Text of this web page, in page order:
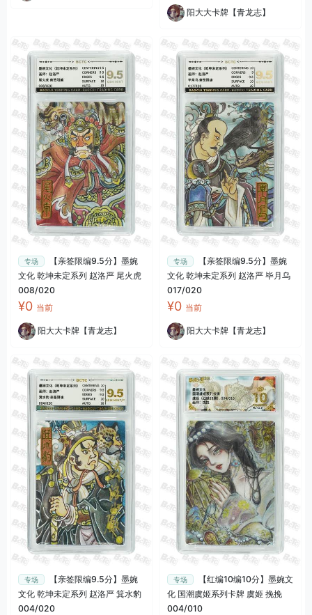
阳大大卡牌【青龙志】
专场
【亲签限编9.5分】墨婉
文化 乾坤未定系列 赵洛严 尾火虎
008/020
¥0 当前
阳大大卡牌【青龙志】
专场
【亲签限编9.5分】墨婉
文化 乾坤未定系列 赵洛严 毕月乌
017/020
¥0 当前
阳大大卡牌【青龙志】
专场
【亲签限编9.5分】墨婉
文化 乾坤未定系列 赵洛严 箕水豹
004/020
专场
【红编10编10分】墨婉文
化 国潮虞姬系列卡牌 虞姬 挽挽
004/010